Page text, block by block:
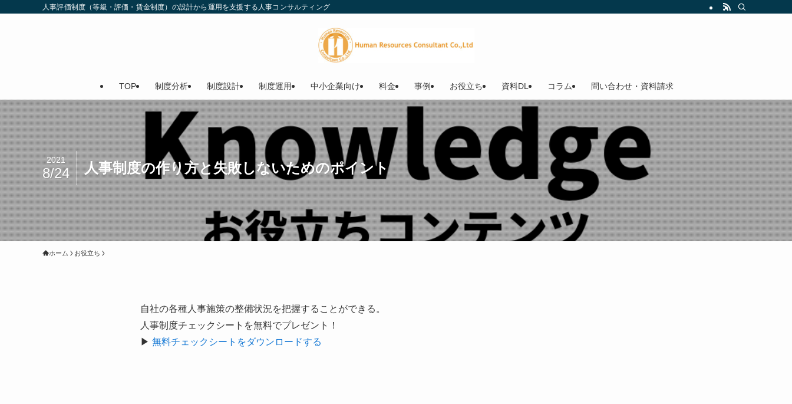
人事評価制度（等級・評価・賃金制度）の設計から運用を支援する人事コンサルティング
TOP 制度分析 制度設計 制度運用 中小企業向け 料金 事例 お役立ち 資料DL コラム 問い合わせ・資料請求
人事制度の作り方と失敗しないためのポイント
2021
8/24
ホーム お役立ち
自社の各種人事施策の整備状況を把握することができる。
人事制度チェックシートを無料でプレゼント！
▶︎ 無料チェックシートをダウンロードする